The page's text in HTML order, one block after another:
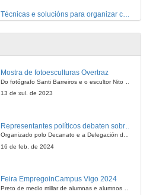
Ponencia
20 de maio de 2010
Presentación
Ponencia
Presentación
Mostra de fotoesculturas Overtraz
13 de xul. de 2023
Organizado polo Decanato e a Delegación de Alumnado de Dirección e Xestión Pública e coa participación de candidatos de PP, BNG, PSOE, Sumar e Podemos
16 de feb. de 2024
Feira EmpregoinCampus Vigo 2024